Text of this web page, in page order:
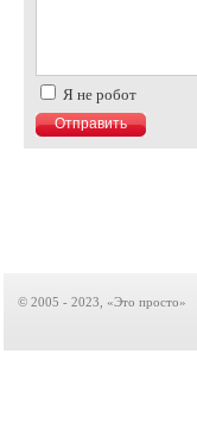
Я не робот
© 2005 - 2023, «Это просто»